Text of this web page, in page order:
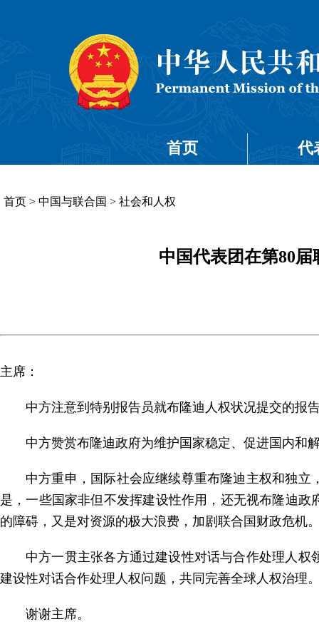
首页 代
首页 > 中国与联合国 > 社会和人权
中国代表团在第80
主席：
中方注意到特别报告员就布隆迪人权状况提交的报
中方赞赏布隆迪政府为维护国家稳定、促进国内和
中方重申，国际社会应继续尊重布隆迪主权和独
是，一些国家非但不发挥建设性作用，还无视布隆迪
的障碍，又是对资源的极大浪费，加剧联合国财政危机
中方一贯主张各方通过建设性对话与合作处理人
建设性对话合作处理人权问题，共同完善全球人权治理
谢谢主席。